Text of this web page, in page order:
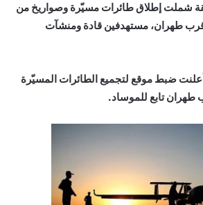
شملت إطلاق طائرات مسيّرة وصواريخ من
طهران، مستهدفين قادة ومنشآت
ضبط موقع لتجميع الطائرات المسيّرة
تابع للموساد.